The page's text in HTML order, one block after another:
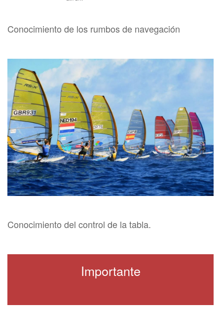
Conocimiento de los rumbos de navegación
Conocimiento del control de la tabla.
Importante